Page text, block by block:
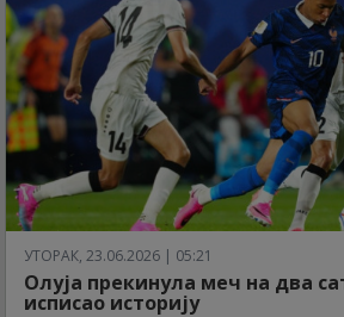
УТОРАК, 23.06.2026 | 05:21
Олуја прекинула меч на два
исписао историју